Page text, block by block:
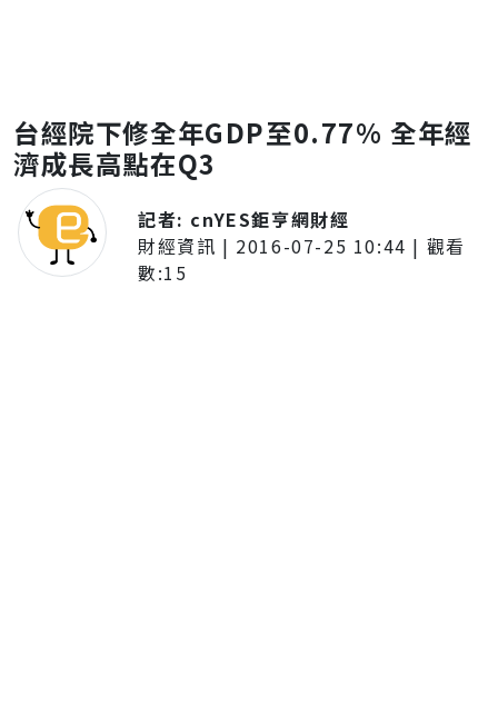
台經院下修全年GDP至0.77% 全年經
濟成長高點在Q3
記者: cnYES鉅亨網財經
財經資訊 | 2016-07-25 10:44 | 觀看
數:15